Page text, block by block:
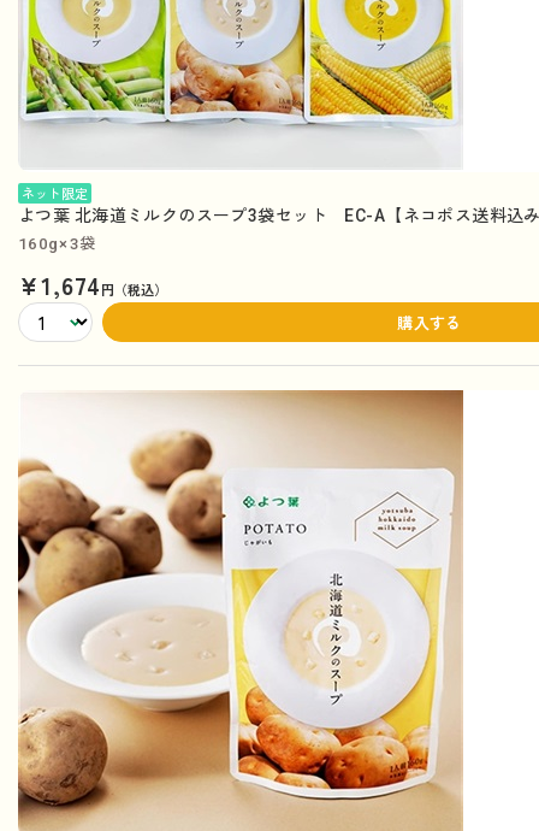
ネット限定
よつ葉 北海道ミルクのスープ3袋セット EC-A【ネコポス送料込
160g×3袋
¥1,674円（税込）
購入する